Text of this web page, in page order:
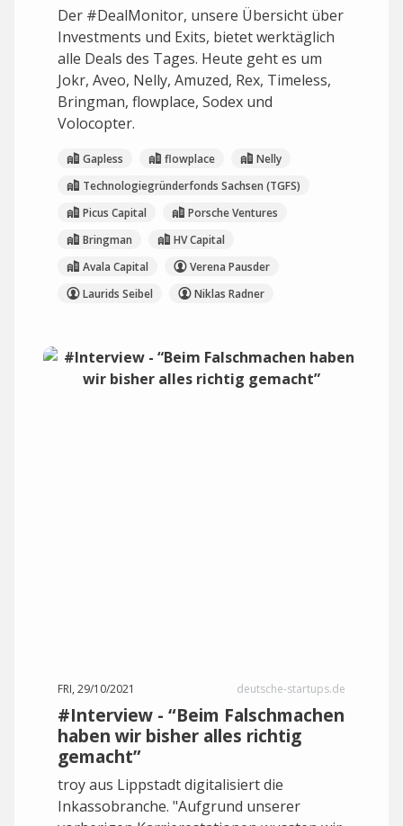
Der #DealMonitor, unsere Übersicht über
Investments und Exits, bietet werktäglich
alle Deals des Tages. Heute geht es um
Jokr, Aveo, Nelly, Amuzed, Rex, Timeless,
Bringman, flowplace, Sodex und
Volocopter.
Gapless flowplace
Nelly
Technologiegründerfonds Sachsen (TGFS)
Picus Capital
Porsche Ventures
Bringman
HV Capital
Avala Capital
Verena Pausder
Laurids Seibel
Niklas Radner
FRI, 29/10/2021 deutsche-startups.de
#Interview - “Beim Falschmachen
haben wir bisher alles richtig
gemacht”
troy aus Lippstadt digitalisiert die
Inkassobranche. "Aufgrund unserer